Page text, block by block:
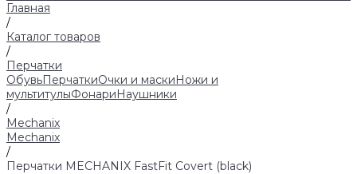
Главная
/
Каталог товаров
/
Перчатки
ОбувьПерчаткиОчки и маскиНожи и
мультитулыФонариНаушники
/
Mechanix
Mechanix
/
Перчатки MECHANIX FastFit Covert (black)